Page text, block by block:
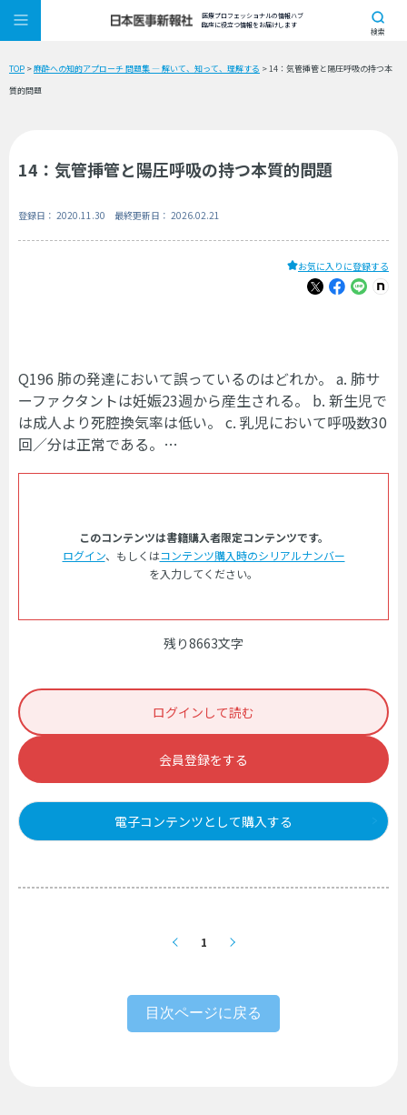
医療プロフェッショナルの情報ハブ
臨床に役立つ情報をお届けします
検索
TOP >麻酔への知的アプローチ 問題集 ― 解いて、知って、理解する > 14：気管挿管と陽圧呼吸の持つ本
質的問題
14：気管挿管と陽圧呼吸の持つ本質的問題
登録日： 2020.11.30 最終更新日： 2026.02.21
お気に入りに登録する
Q196 肺の発達において誤っているのはどれか。 a. 肺サ
ーファクタントは妊娠23週から産生される。 b. 新生児で
は成人より死腔換気率は低い。 c. 乳児において呼吸数30
回／分は正常である。…
このコンテンツは書籍購入者限定コンテンツです。
ログイン、もしくはコンテンツ購入時のシリアルナンバー
を入力してください。
残り8663文字
ログインして読む
会員登録をする
電子コンテンツとして購入する
1
目次ページに戻る